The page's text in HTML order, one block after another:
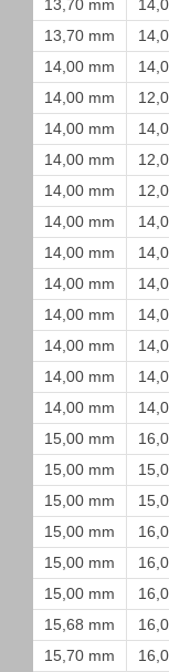
13,70 mm
13,70 mm
14,00 mm
14,00 mm
14,00 mm
14,00 mm
14,00 mm
14,00 mm
14,00 mm
14,00 mm
14,00 mm
14,00 mm
14,00 mm
14,00 mm
15,00 mm
15,00 mm
15,00 mm
15,00 mm
15,00 mm
15,00 mm
15,68 mm
15,70 mm